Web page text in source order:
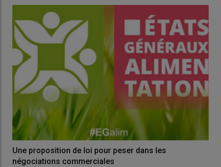
Une proposition de loi pour peser dans les
négociations commerciales